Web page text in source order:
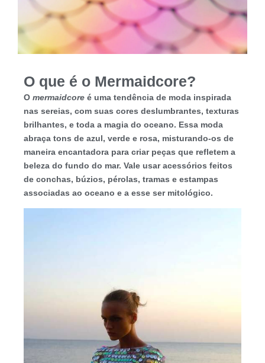
O que é o Mermaidcore?
O mermaidcore é uma tendência de moda inspirada
nas sereias, com suas cores deslumbrantes, texturas
brilhantes, e toda a magia do oceano. Essa moda
abraça tons de azul, verde e rosa, misturando-os de
maneira encantadora para criar peças que refletem a
beleza do fundo do mar. Vale usar acessórios feitos
de conchas, búzios, pérolas, tramas e estampas
associadas ao oceano e a esse ser mitológico.